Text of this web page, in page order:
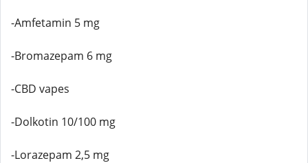
-Amfetamin 5 mg
-Bromazepam 6 mg
-CBD vapes
-Dolkotin 10/100 mg
-Lorazepam 2,5 mg